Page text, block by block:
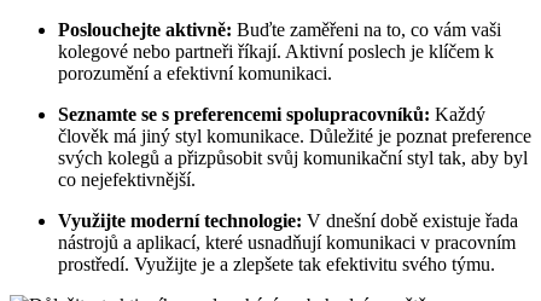
Poslouchejte aktivně: Buďte zaměřeni na to, co vám vaši
kolegové nebo partneři říkají. Aktivní poslech je klíčem k
porozumění a efektivní komunikaci.
Seznamte se s preferencemi spolupracovníků: Každý
člověk má jiný styl komunikace. Důležité je poznat preference
svých kolegů a přizpůsobit svůj komunikační styl tak, aby byl
co nejefektivnější.
Využijte moderní technologie: V dnešní době existuje řada
nástrojů a aplikací, které usnadňují komunikaci v pracovním
prostředí. Využijte je a zlepšete tak efektivitu svého týmu.